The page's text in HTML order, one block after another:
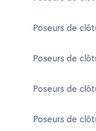
Poseurs de
Poseurs de
Poseurs de
Poseurs de